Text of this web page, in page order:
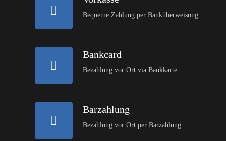
Bequeme Zahlung per Banküberweisung
Bankcard
Bezahlung vor Ort via Bankkarte
Barzahlung
Bezahlung vor Ort per Barzahlung